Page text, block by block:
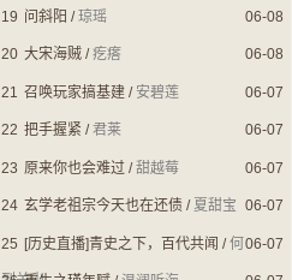
06-08
19 问斜阳 /琼瑶
06-08
20 大宋海贼 /疙瘩
06-07
21 召唤玩家搞基建 / 安碧莲
06-07
22 把手握紧 /君莱
06-07
23 原来你也会难过 /甜越莓
06-07
24 玄学老祖宗今天也在还债 / 夏甜宝
06-07
25 [历史直播]青史之下，百代共闻 /何